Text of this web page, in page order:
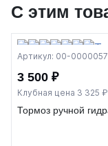
С этим
Артикул: 00-
3 500 ₽
Клубная цена 3 325 ₽
Тормоз ручной